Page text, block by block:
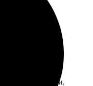
тип продукции,